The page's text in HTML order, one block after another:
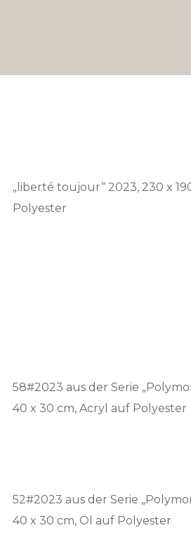
„liberté toujour“ 2023, 230 x
Polyester
58#2023 aus der Serie
40 x 30 cm, Acryl auf Polyester
52#2023 aus der Serie
40 x 30 cm, Öl auf Polyester